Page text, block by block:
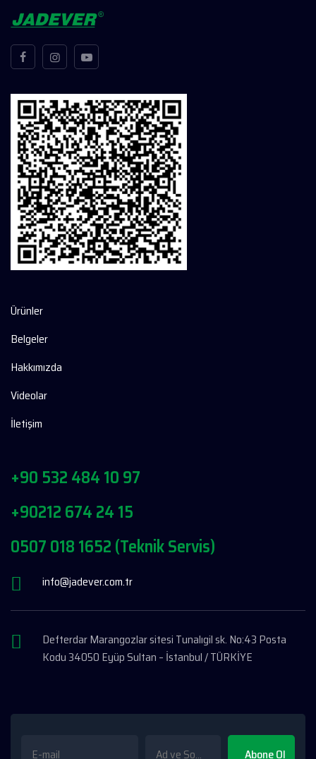
Ürünler
Belgeler
Hakkımızda
Videolar
İletişim
+90 532 484 10 97
+90212 674 24 15
0507 018 1652 (Teknik Servis)
info@jadever.com.tr
Defterdar Marangozlar sitesi Tunalıgil sk. No:43 Posta
Kodu 34050 Eyüp Sultan – İstanbul / TÜRKİYE